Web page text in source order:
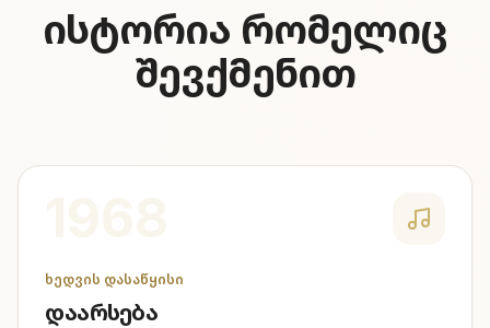
ისტორია რომელიც
შევქმენით
ხედვის დასაწყისი
დაარსება